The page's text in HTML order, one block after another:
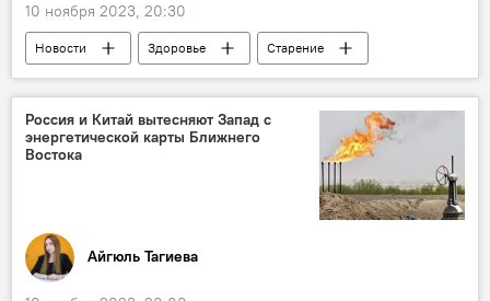
10 ноября 2023, 20:30
Новости Здоровье
Старение
Продукты
Рыба
омега-3
водоросли
редька
коллаген
кожа
молодость морщины
Россия и Китай вытесняют Запад с
энергетической карты Ближнего
Востока
Айгюль Тагиева